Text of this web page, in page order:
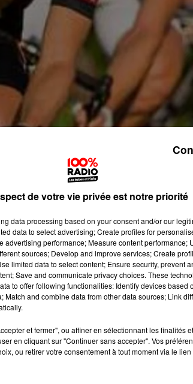
de votre vie privée est notre priorité
data processing based on your consent and/or our
data to select advertising; Create profiles for
advertising performance; Measure content performance;
sources; Develop and improve services; Create
limited data to select content; Ensure security, prevent
Save and communicate privacy choices. These
to offer following functionalities: Identify devices based
and combine data from other data sources; Link
et fermer", ou affiner en sélectionnant les finalités
en cliquant sur "Continuer sans accepter". Vos
ou retirer votre consentement à tout moment via le